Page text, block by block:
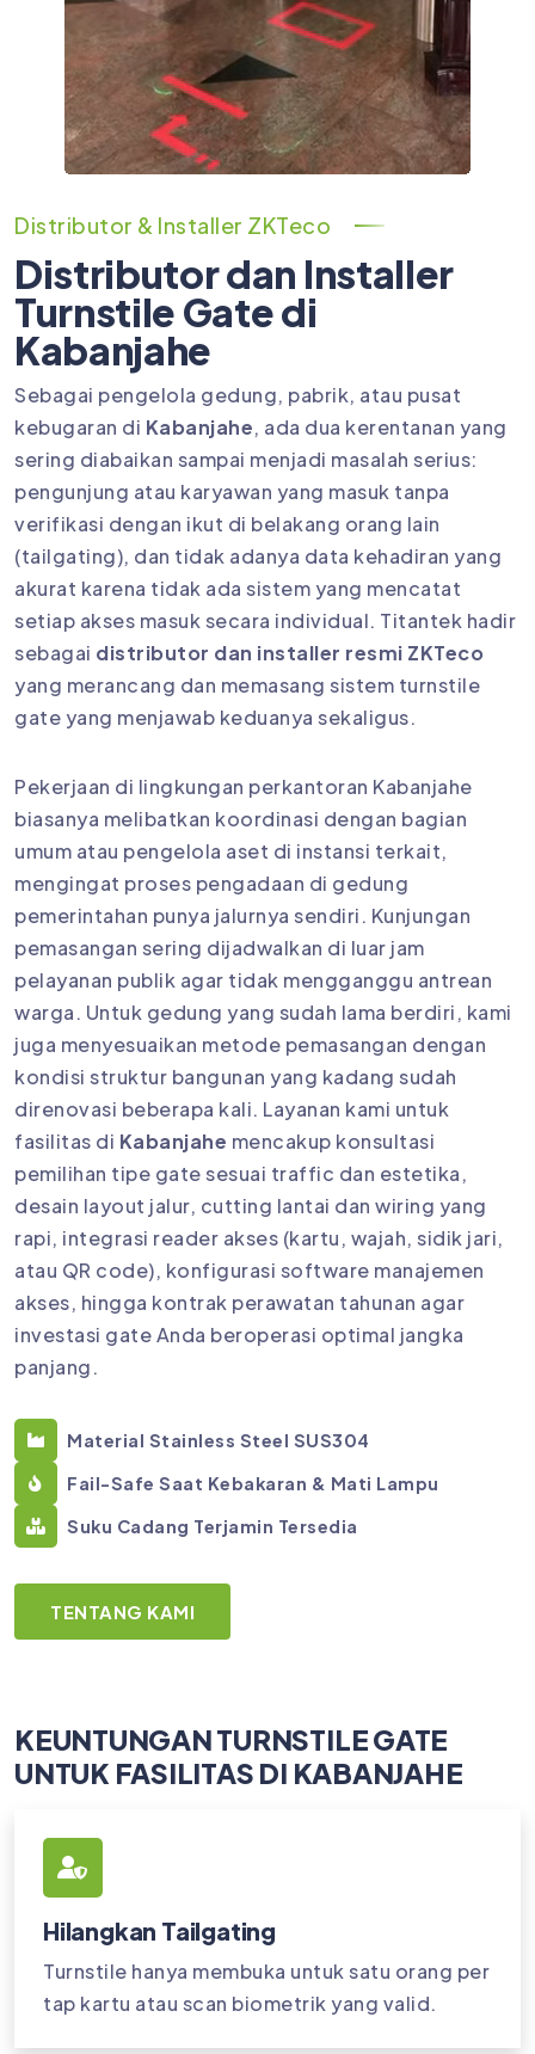
Distributor & Installer ZKTeco
Distributor dan Installer
Turnstile Gate di
Kabanjahe
Sebagai pengelola gedung, pabrik, atau pusat
kebugaran di Kabanjahe, ada dua kerentanan yang
sering diabaikan sampai menjadi masalah serius:
pengunjung atau karyawan yang masuk tanpa
verifikasi dengan ikut di belakang orang lain
(tailgating), dan tidak adanya data kehadiran yang
akurat karena tidak ada sistem yang mencatat
setiap akses masuk secara individual. Titantek hadir
sebagai distributor dan installer resmi ZKTeco
yang merancang dan memasang sistem turnstile
gate yang menjawab keduanya sekaligus.
Pekerjaan di lingkungan perkantoran Kabanjahe
biasanya melibatkan koordinasi dengan bagian
umum atau pengelola aset di instansi terkait,
mengingat proses pengadaan di gedung
pemerintahan punya jalurnya sendiri. Kunjungan
pemasangan sering dijadwalkan di luar jam
pelayanan publik agar tidak mengganggu antrean
warga. Untuk gedung yang sudah lama berdiri, kami
juga menyesuaikan metode pemasangan dengan
kondisi struktur bangunan yang kadang sudah
direnovasi beberapa kali. Layanan kami untuk
fasilitas di Kabanjahe mencakup konsultasi
pemilihan tipe gate sesuai traffic dan estetika,
desain layout jalur, cutting lantai dan wiring yang
rapi, integrasi reader akses (kartu, wajah, sidik jari,
atau QR code), konfigurasi software manajemen
akses, hingga kontrak perawatan tahunan agar
investasi gate Anda beroperasi optimal jangka
panjang.
Material Stainless Steel SUS304
Fail-Safe Saat Kebakaran & Mati Lampu
Suku Cadang Terjamin Tersedia
TENTANG KAMI
KEUNTUNGAN TURNSTILE GATE
UNTUK FASILITAS DI KABANJAHE
Hilangkan Tailgating
Turnstile hanya membuka untuk satu orang per
tap kartu atau scan biometrik yang valid.